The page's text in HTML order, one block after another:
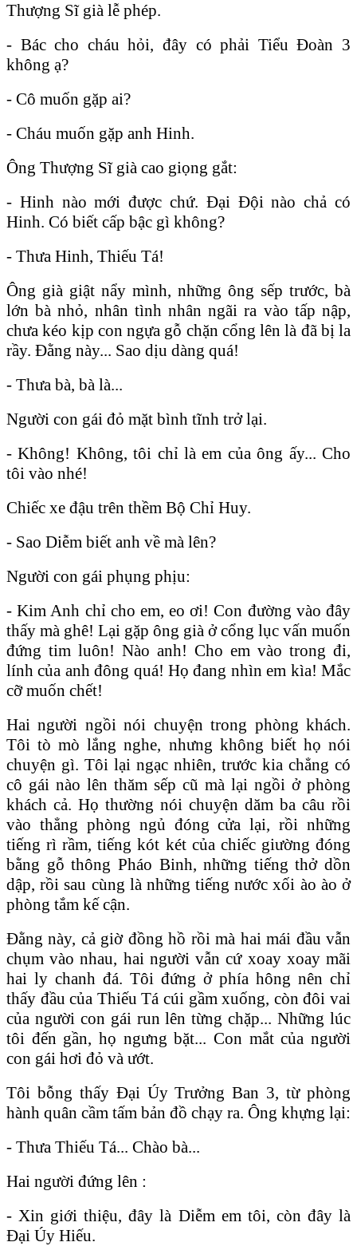
Thượng Sĩ già lễ phép.
- Bác cho cháu hỏi, đây có phải Tiểu Đoàn 3
không ạ?
- Cô muốn gặp ai?
- Cháu muốn gặp anh Hinh.
Ông Thượng Sĩ già cao giọng gắt:
- Hinh nào mới được chứ. Đại Đội nào chả có
Hinh. Có biết cấp bậc gì không?
- Thưa Hinh, Thiếu Tá!
Ông già giật nẩy mình, những ông sếp trước, bà
lớn bà nhỏ, nhân tình nhân ngãi ra vào tấp nập,
chưa kéo kịp con ngựa gỗ chặn cổng lên là đã bị la
rầy. Đằng này... Sao dịu dàng quá!
- Thưa bà, bà là...
Người con gái đỏ mặt bình tĩnh trở lại.
- Không! Không, tôi chỉ là em của ông ấy... Cho
tôi vào nhé!
Chiếc xe đậu trên thềm Bộ Chỉ Huy.
- Sao Diễm biết anh về mà lên?
Người con gái phụng phịu:
- Kim Anh chỉ cho em, eo ơi! Con đường vào đây
thấy mà ghê! Lại gặp ông già ở cổng lục vấn muốn
đứng tim luôn! Nào anh! Cho em vào trong đi,
lính của anh đông quá! Họ đang nhìn em kìa! Mắc
cỡ muốn chết!
Hai người ngồi nói chuyện trong phòng khách.
Tôi tò mò lắng nghe, nhưng không biết họ nói
chuyện gì. Tôi lại ngạc nhiên, trước kia chẳng có
cô gái nào lên thăm sếp cũ mà lại ngồi ở phòng
khách cả. Họ thường nói chuyện dăm ba câu rồi
vào thẳng phòng ngủ đóng cửa lại, rồi những
tiếng rì rầm, tiếng kót két của chiếc giường đóng
bằng gỗ thông Pháo Binh, những tiếng thở dồn
dập, rồi sau cùng là những tiếng nước xối ào ào ở
phòng tắm kế cận.
Đằng này, cả giờ đồng hồ rồi mà hai mái đầu vẫn
chụm vào nhau, hai người vẫn cứ xoay xoay mãi
hai ly chanh đá. Tôi đứng ở phía hông nên chỉ
thấy đầu của Thiếu Tá cúi gầm xuống, còn đôi vai
của người con gái run lên từng chặp... Những lúc
tôi đến gần, họ ngưng bặt... Con mắt của người
con gái hơi đỏ và ướt.
Tôi bỗng thấy Đại Úy Trưởng Ban 3, từ phòng
hành quân cầm tấm bản đồ chạy ra. Ông khựng lại:
- Thưa Thiếu Tá... Chào bà...
Hai người đứng lên :
- Xin giới thiệu, đây là Diễm em tôi, còn đây là
Đại Úy Hiếu.